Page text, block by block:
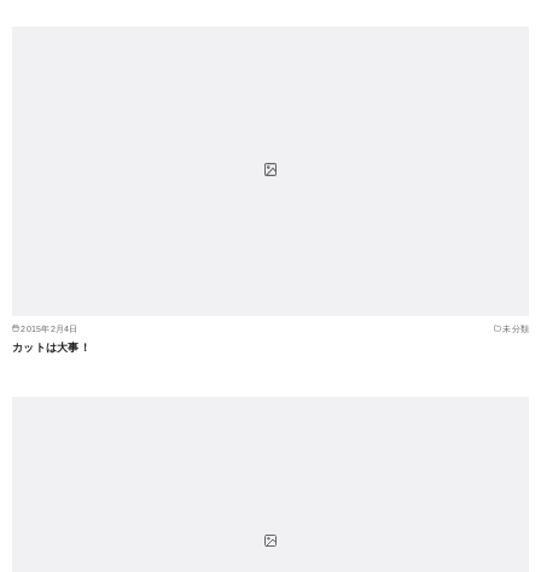
2015年2月4日 未分類
カットは大事！